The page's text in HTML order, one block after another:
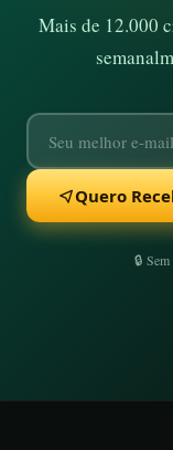
Mais de 12.000
Quero
🔒